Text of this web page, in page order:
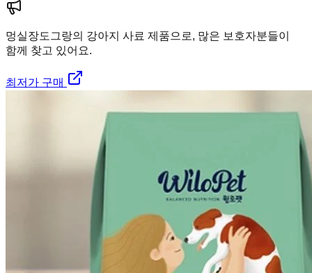
멍실장도그랑의 강아지 사료 제품으로, 많은 보호자분들이
함께 찾고 있어요.
최저가 구매